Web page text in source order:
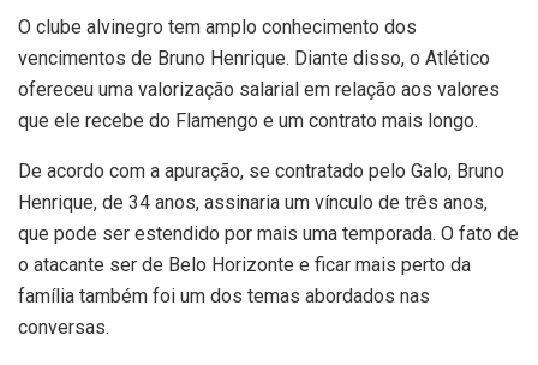
O clube alvinegro tem amplo conhecimento dos
vencimentos de Bruno Henrique. Diante disso, o Atlético
ofereceu uma valorização salarial em relação aos valores
que ele recebe do Flamengo e um contrato mais longo.
De acordo com a apuração, se contratado pelo Galo, Bruno
Henrique, de 34 anos, assinaria um vínculo de três anos,
que pode ser estendido por mais uma temporada. O fato de
o atacante ser de Belo Horizonte e ficar mais perto da
família também foi um dos temas abordados nas
conversas.